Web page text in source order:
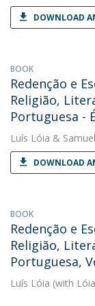
DOWNLOAD
BOOK
Redenção e
Religião,
Portuguesa -
Luís Lóia &
DOWNLOAD
BOOK
Redenção e
Religião,
Portuguesa,
Luís Lóia (with